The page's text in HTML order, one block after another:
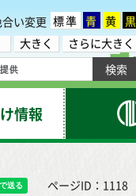
い変更 標準 青 黄 黒
大きく
さらに大きく
情報
ページID：1118